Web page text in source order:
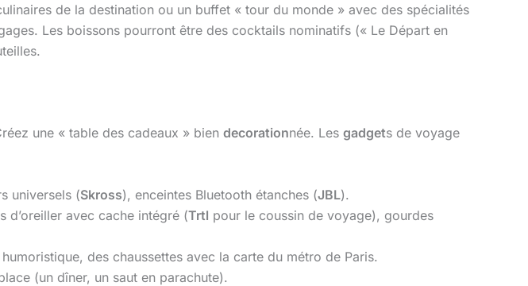
de la destination ou un buffet « tour du monde » avec des spécialités
Les boissons pourront être des cocktails nominatifs (« Le Départ en
une « table des cadeaux » bien decorationnée. Les gadgets de voyage
universels (Skross), enceintes Bluetooth étanches (JBL).
d’oreiller avec cache intégré (Trtl pour le coussin de voyage), gourdes
des chaussettes avec la carte du métro de Paris.
(un dîner, un saut en parachute).